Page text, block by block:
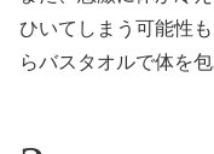
ひいてしまう可能性
らバスタオルで体を